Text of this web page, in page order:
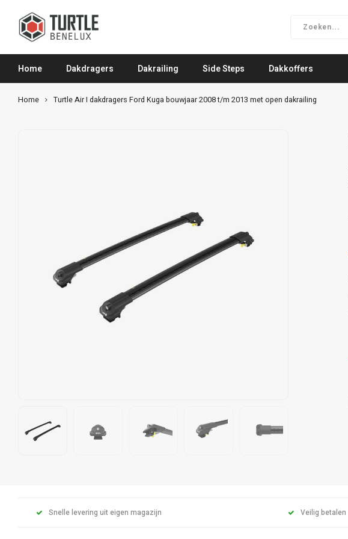
Home Dakdragers Dakrailing Side Steps Dakkoffers
Home Turtle Air I dakdragers Ford Kuga bouwjaar 2008 t/m 2013 met open dakrailing
Snelle levering uit eigen magazijn Veilig betalen